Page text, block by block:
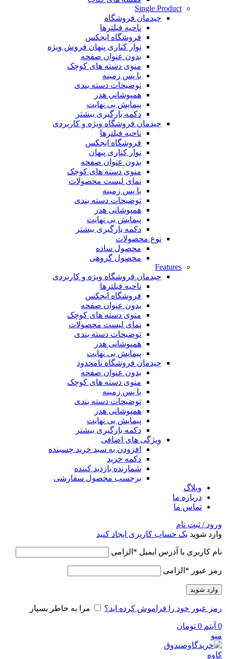
Single Product
چیدمان فروشگاه
ناحیه فیلترها
فروشگاه ایجکس
نوار کناری پنهان فروش ویژه
بدون عنوان صفحه
منوی دسته های کوچک
با پس زمینه
توضیحات دسته بندی
همپوشانی هدر
پیمایش بی نهایت
دکمه بارگیری بیشتر
چیدمان فروشگاه ویژه و کاربردی
ناحیه فیلترها
فروشگاه ایجکس
نوار کناری پنهان
بدون عنوان صفحه
منوی دسته های کوچک
نمای لیست محصولات
با پس زمینه
توضیحات دسته بندی
همپوشانی هدر
پیمایش بی نهایت
دکمه بارگیری بیشتر
نوع محصولات
محصول ساده
محصول گروهی
Features
چیدمان فروشگاه ویژه و کاربردی
ناحیه فیلترها
فروشگاه ایجکس
بدون عنوان صفحه
منوی دسته های کوچک
نمای لیست محصولات
توضیحات دسته بندی
همپوشانی هدر
پیمایش بی نهایت
چیدمان فروشگاه نامحدود
بدون عنوان صفحه
منوی دسته های کوچک
با پس زمینه
توضیحات دسته بندی
همپوشانی هدر
پیمایش بی نهایت
دکمه بارگیری بیشتر
ویژگی های اضافی
افزودن به سبد خرید چسبنده
دکمه خرید
شمارنده بازدید کننده
برچسب محصول سفارشی
وبلاگ
درباره ما
تماس ما
ورود / ثبت نام
وارد شوید یک حساب کاربری ایجاد کنید
نام کاربری یا آدرس ایمیل * الزامی
رمز عبور * الزامی
وارد شوید
رمز عبور خود را فراموش کرده اید؟ مرا به خاطر بسپار
0 آیتم 0 تومان
منو